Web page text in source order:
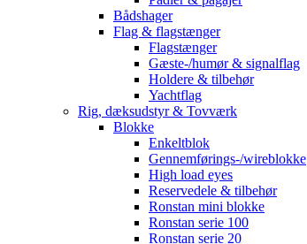
Bådshager
Flag & flagstænger
Flagstænger
Gæste-/humør & signalflag
Holdere & tilbehør
Yachtflag
Rig, dæksudstyr & Tovværk
Blokke
Enkeltblok
Gennemførings-/wireblokke
High load eyes
Reservedele & tilbehør
Ronstan mini blokke
Ronstan serie 100
Ronstan serie 20